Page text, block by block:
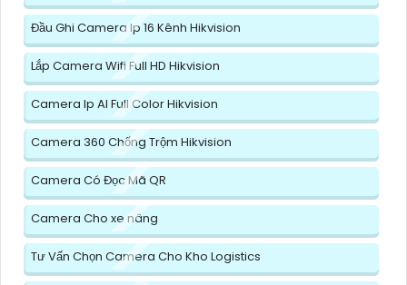
Đầu Ghi Camera Ip 16 Kênh Hikvision
Lắp Camera Wifi Full HD Hikvision
Camera Ip AI Full Color Hikvision
Camera 360 Chống Trộm Hikvision
Camera Có Đọc Mã QR
Camera Cho xe nâng
Tư Vấn Chọn Camera Cho Kho Logistics